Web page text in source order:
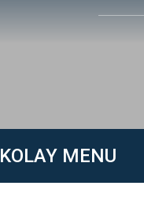
KOLAY MENU